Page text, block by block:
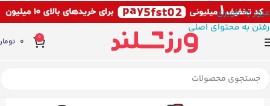
عبور به ناوبری
رفتن به محتوای اصلی
0
0